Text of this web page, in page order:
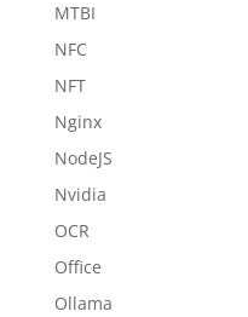
MTBI
NFC
NFT
Nginx
NodeJS
Nvidia
OCR
Office
Ollama